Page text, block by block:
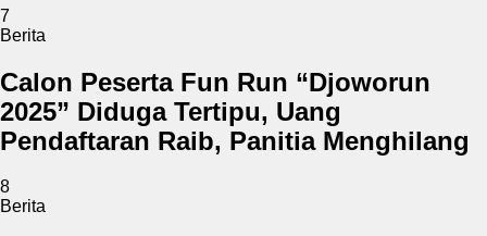
7
Berita
Calon Peserta Fun Run “Djoworun
2025” Diduga Tertipu, Uang
Pendaftaran Raib, Panitia Menghilang
8
Berita